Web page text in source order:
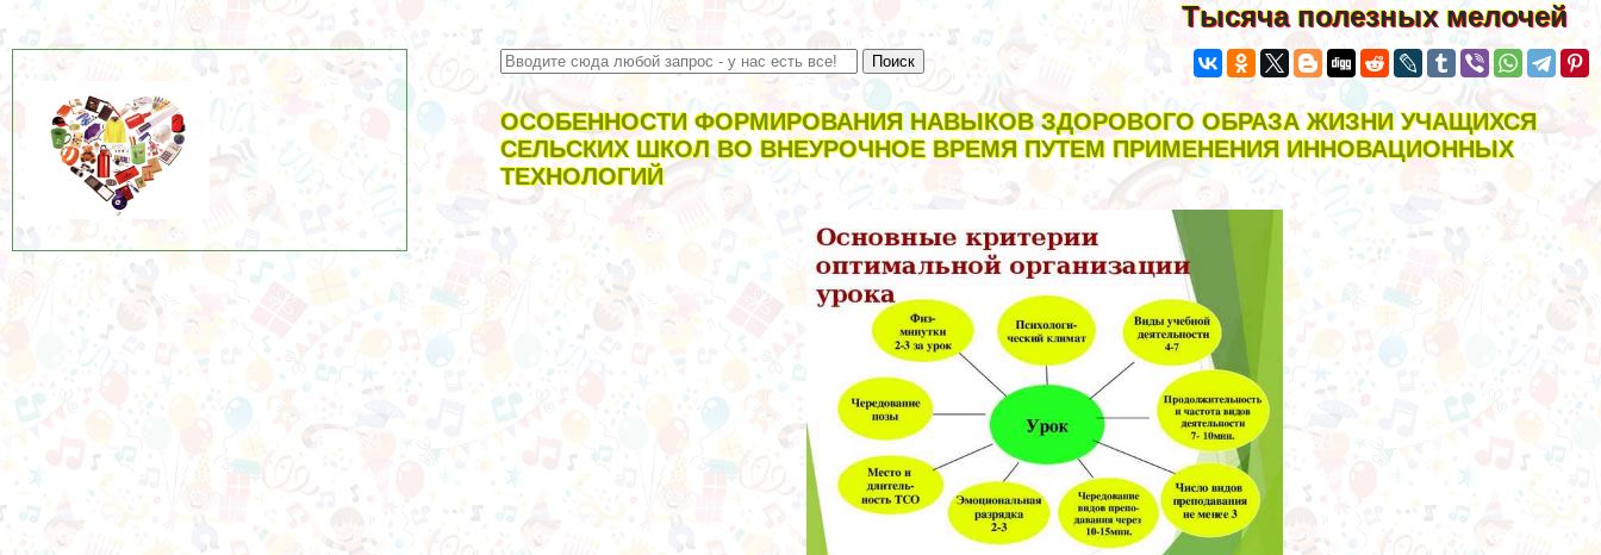
Тысяча полезных мелочей
ОСОБЕННОСТИ ФОРМИРОВАНИЯ НАВЫКОВ ЗДОРОВОГО ОБРАЗА ЖИЗНИ УЧАЩИХСЯ
СЕЛЬСКИХ ШКОЛ ВО ВНЕУРОЧНОЕ ВРЕМЯ ПУТЕМ ПРИМЕНЕНИЯ ИННОВАЦИОННЫХ
ТЕХНОЛОГИЙ